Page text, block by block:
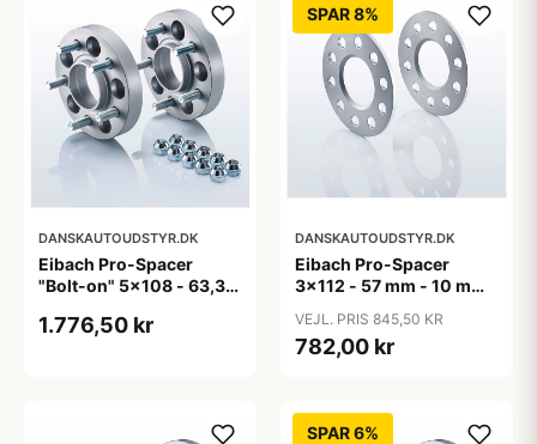
DANSKAUTOUDSTYR.DK
Eibach Pro-Spacer
"Bolt-on" 5x108 - 63,3
1.776,50 kr
SPAR 8%
DANSKAUTOUDSTYR.DK
Eibach Pro-Spacer
3x112 - 57 mm - 10 mm
VEJL. PRIS 845,50 KR
782,00 kr
SPAR 6%